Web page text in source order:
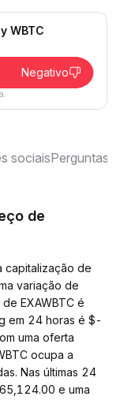
WBTC
Negativo
sociaisPerguntas
de
capitalização de
variação de
EXAWBTC é
em 24 horas é $-
uma oferta
ocupa a
Nas últimas 24
e uma